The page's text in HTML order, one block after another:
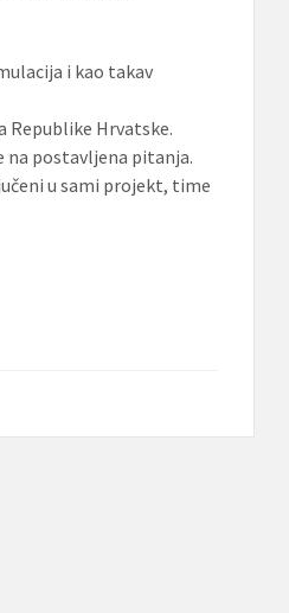
i kao takav
Republike Hrvatske.
na postavljena pitanja.
u sami projekt, time